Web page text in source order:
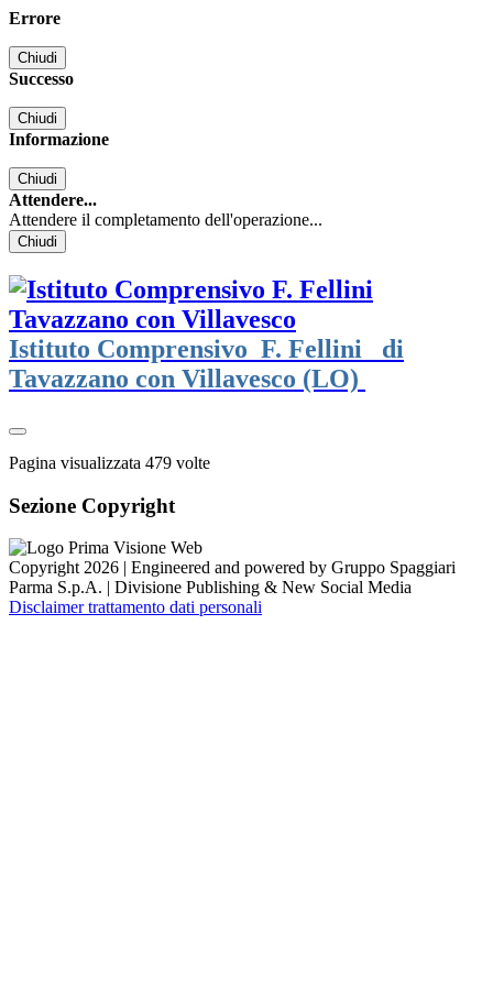
Errore
Chiudi
Successo
Chiudi
Informazione
Chiudi
Attendere...
Attendere il completamento dell'operazione...
Chiudi
Istituto Comprensivo F. Fellini
di
Tavazzano con Villavesco (LO)
Pagina visualizzata 479 volte
Sezione Copyright
Copyright 2026 | Engineered and powered by Gruppo Spaggiari
Parma S.p.A. | Divisione Publishing & New Social Media
Disclaimer trattamento dati personali